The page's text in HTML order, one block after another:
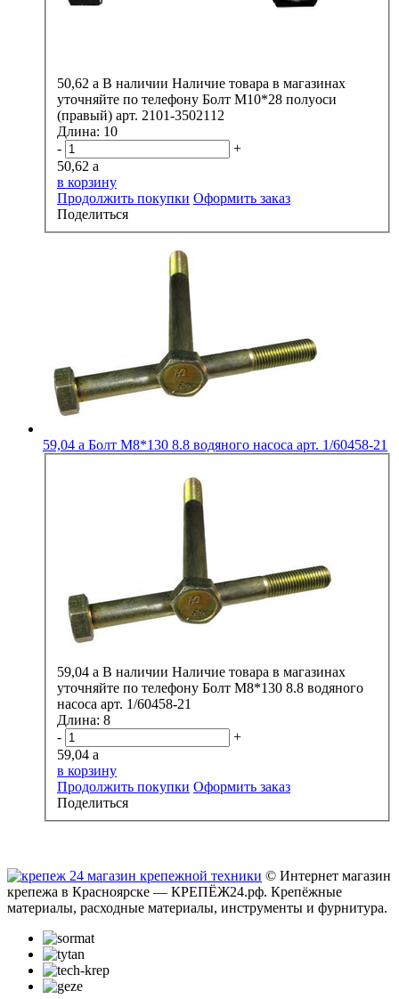
50,62 a В наличии Наличие товара в магазинах
уточняйте по телефону Болт М10*28 полуоси
(правый) арт. 2101-3502112
Длина: 10
-
+
50,62 a
в корзину
Продолжить покупки Оформить заказ
Поделиться
59,04 a Болт М8*130 8.8 водяного насоса арт. 1/60458-21
59,04 a В наличии Наличие товара в магазинах
уточняйте по телефону Болт М8*130 8.8 водяного
насоса арт. 1/60458-21
Длина: 8
-
+
59,04 a
в корзину
Продолжить покупки Оформить заказ
Поделиться
© Интернет магазин
крепежа в Красноярске — КРЕПЁЖ24.рф. Крепёжные
материалы, расходные материалы, инструменты и фурнитура.